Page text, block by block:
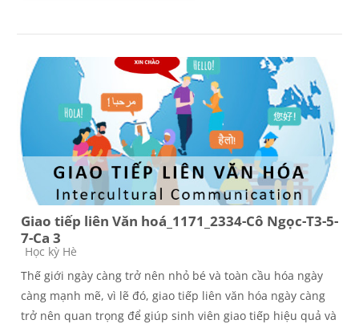
Giao tiếp liên Văn hoá_1171_2334-Cô Ngọc-T3-5-
7-Ca 3
Course category
Học kỳ Hè
Thế giới ngày càng trở nên nhỏ bé và toàn cầu hóa ngày
càng mạnh mẽ, vì lẽ đó, giao tiếp liên văn hóa ngày càng
trở nên quan trọng để giúp sinh viên giao tiếp hiệu quả và